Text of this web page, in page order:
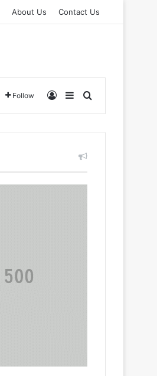
About Us Contact Us
Follow Log InSidebarSearch for